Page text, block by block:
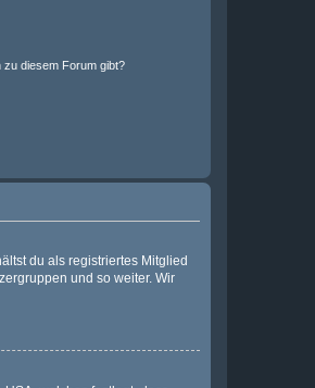
zu diesem Forum gibt?
du als registriertes Mitglied
und so weiter. Wir